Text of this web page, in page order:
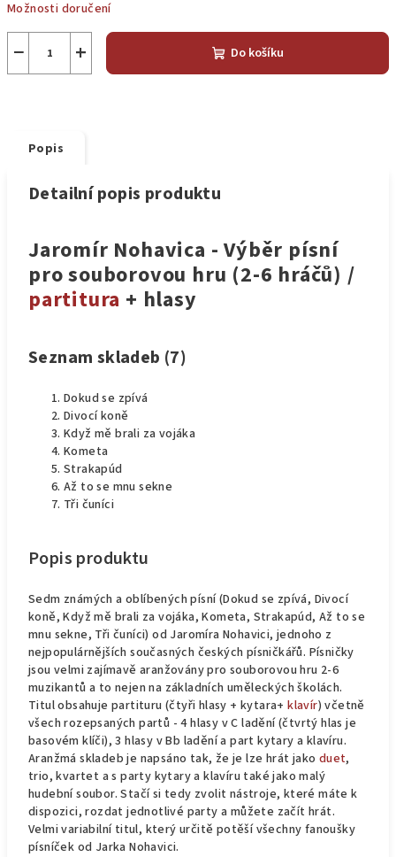
Možnosti doručení
+
− Do košíku
Popis
Detailní popis produktu
Jaromír Nohavica - Výběr písní
pro souborovou hru (2-6 hráčů) /
partitura + hlasy
Seznam skladeb (7)
Dokud se zpívá
Divocí koně
Když mě brali za vojáka
Kometa
Strakapúd
Až to se mnu sekne
Tři čuníci
Popis produktu
Sedm známých a oblíbených písní (Dokud se zpívá, Divocí
koně, Když mě brali za vojáka, Kometa, Strakapúd, Až to se
mnu sekne, Tři čuníci) od Jaromíra Nohavici, jednoho z
nejpopulárnějších současných českých písničkářů. Písničky
jsou velmi zajímavě aranžovány pro souborovou hru 2-6
muzikantů a to nejen na základních uměleckých školách.
Titul obsahuje partituru (čtyři hlasy + kytara+klavír) včetně
všech rozepsaných partů - 4 hlasy v C ladění (čtvrtý hlas je
basovém klíči), 3 hlasy v Bb ladění a part kytary a klavíru.
Aranžmá skladeb je napsáno tak, že je lze hrát jako duet,
trio, kvartet a s party kytary a klavíru také jako malý
hudební soubor. Stačí si tedy zvolit nástroje, které máte k
dispozici, rozdat jednotlivé party a můžete začít hrát.
Velmi variabilní titul, který určitě potěší všechny fanoušky
písníček od Jarka Nohavici.